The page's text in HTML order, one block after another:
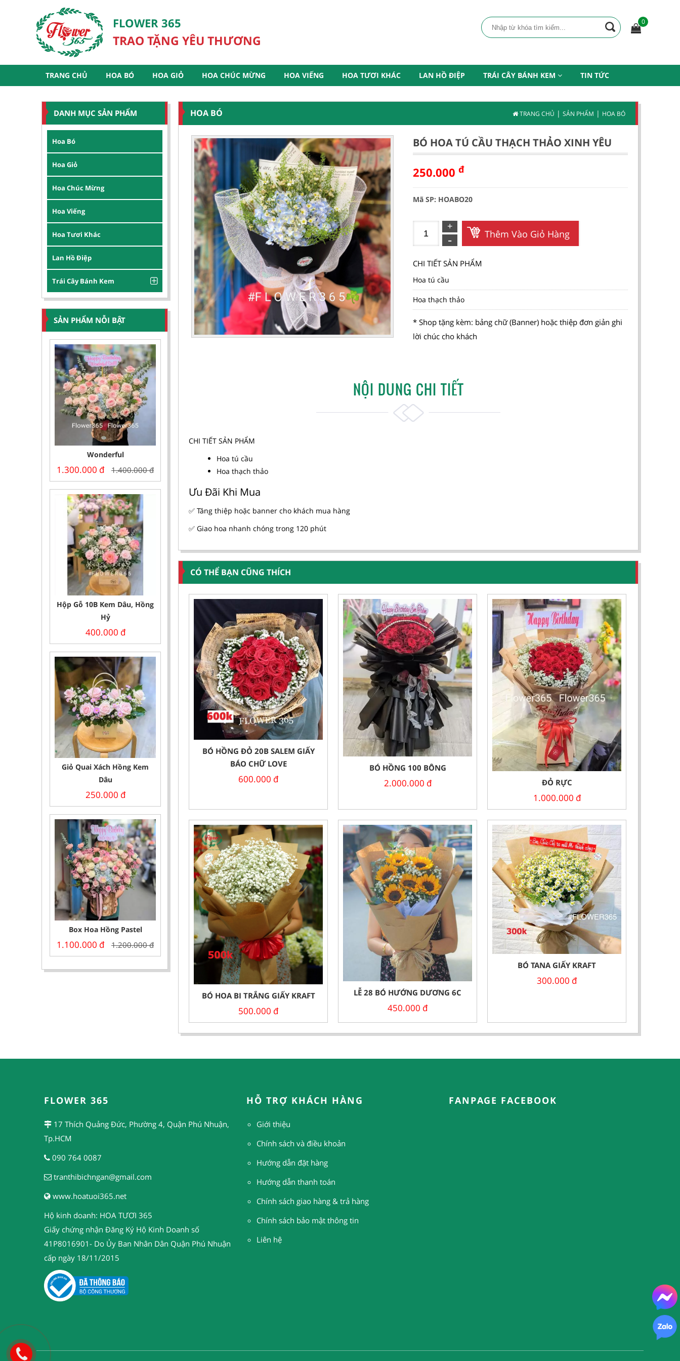
FLOWER 365
TRAO TẶNG YÊU THƯƠNG
0
TRANG CHỦ HOA BÓ HOA GIỎ HOA CHÚC MỪNG HOA VIẾNG HOA TƯƠI KHÁC LAN HỒ ĐIỆP TRÁI CÂY BÁNH KEM TIN TỨC
DANH MỤC SẢN PHẨM
Hoa Bó
Hoa Giỏ
Hoa Chúc Mừng
Hoa Viếng
Hoa Tươi Khác
Lan Hồ Điệp
Trái Cây Bánh Kem
SẢN PHẨM NỖI BẬT
Wonderful
1.300.000 đ 1.400.000đ
Hộp Gỗ 10B Kem Dâu, Hồng
Hỷ
400.000 đ
Giỏ Quai Xách Hồng Kem
Dâu
250.000 đ
Box Hoa Hồng Pastel
1.100.000 đ 1.200.000đ
HOA BÓ TRANG CHỦ | SẢN PHẨM | HOA BÓ
BÓ HOA TÚ CẦU THẠCH THẢO XINH YÊU
250.000 đ
Mã SP: HOABO20
Thêm Vào Giỏ Hàng
CHI TIẾT SẢN PHẨM
Hoa tú cầu
Hoa thạch thảo
* Shop tặng kèm: bảng chữ (Banner) hoặc thiệp đơn giản ghi
lời chúc cho khách
NỘI DUNG CHI TIẾT
CHI TIẾT SẢN PHẨM
Hoa tú cầu
Hoa thạch thảo
Ưu Đãi Khi Mua
✅ Tăng thiệp hoặc banner cho khách mua hàng
✅ Giao hoa nhanh chóng trong 120 phút
CÓ THỂ BẠN CŨNG THÍCH
BÓ HỒNG ĐỎ 20B SALEM GIẤY
BÁO CHỮ LOVE
600.000 đ
BÓ HỒNG 100 BÔNG
2.000.000 đ ĐỎ RỰC
1.000.000 đ
BÓ HOA BI TRẮNG GIẤY KRAFT
500.000 đ
LỄ 28 BÓ HƯỚNG DƯƠNG 6C
450.000 đ
BÓ TANA GIẤY KRAFT
300.000 đ
FLOWER 365
17 Thích Quảng Đức, Phường 4, Quận Phú Nhuận,
Tp.HCM
090 764 0087
tranthibichngan@gmail.com
www.hoatuoi365.net
Hộ kinh doanh: HOA TƯƠI 365
Giấy chứng nhận Đăng Ký Hộ Kinh Doanh số
41P8016901- Do Ủy Ban Nhân Dân Quận Phú Nhuận
cấp ngày 18/11/2015
HỖ TRỢ KHÁCH HÀNG
Giới thiệu
Chính sách và điều khoản
Hướng dẫn đặt hàng
Hướng dẫn thanh toán
Chính sách giao hàng & trả hàng
Chính sách bảo mật thông tin
Liên hệ
FANPAGE FACEBOOK